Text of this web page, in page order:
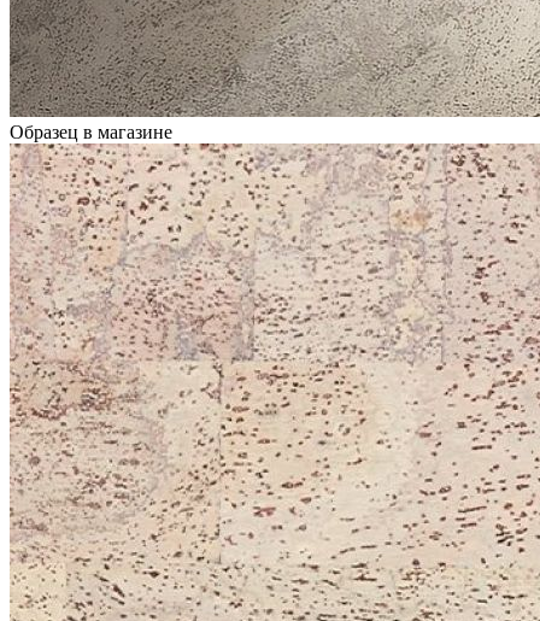
Образец в магазине